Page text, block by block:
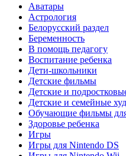
Аватары
Астрология
Белорусский раздел
Беременность
В помощь педагогу
Воспитание ребенка
Дети-школьники
Детские фильмы
Детские и
Детские и семейные
Обучающие фильмы
Здоровье ребенка
Игры
Игры для Nintendo DS